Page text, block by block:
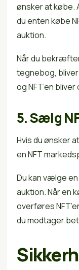
ønsker at købe.
du enten købe
auktion.
Når du
tegnebog,
og NFT’en
5. Sælg
Hvis du ønsker
en NFT
Du kan vælge
auktion. Når en
overføres
du modtager